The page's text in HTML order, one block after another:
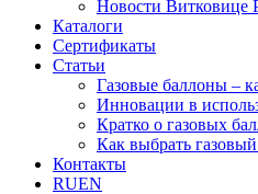
Новости Витковице
Каталоги
Сертификаты
Статьи
Газовые баллоны –
Инновации в
Кратко о газовых
Как выбрать
Контакты
RUEN